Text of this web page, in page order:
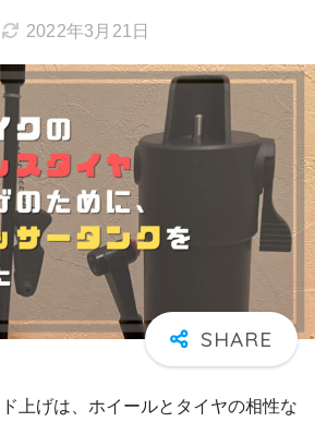
2022年3月21日
上げは、ホイールとタイヤの相性な